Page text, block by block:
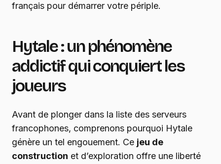
français pour démarrer votre périple.
Hytale : un phénomène
addictif qui conquiert les
joueurs
Avant de plonger dans la liste des serveurs
francophones, comprenons pourquoi Hytale
génère un tel engouement. Ce jeu de
construction et d’exploration offre une liberté